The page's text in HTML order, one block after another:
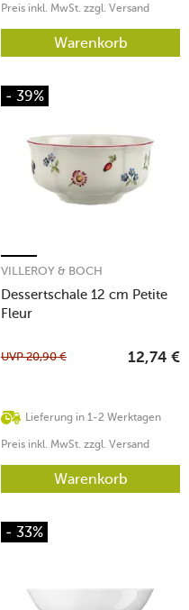
Preis inkl. MwSt. zzgl. Versand
Warenkorb
- 39%
Dessertschale 12 cm Petite
Fleur
VILLEROY & BOCH
Lieferung in 1-2 Werktagen
UVP20,90 € 12,74 €
Preis inkl. MwSt. zzgl. Versand
Warenkorb
- 33%